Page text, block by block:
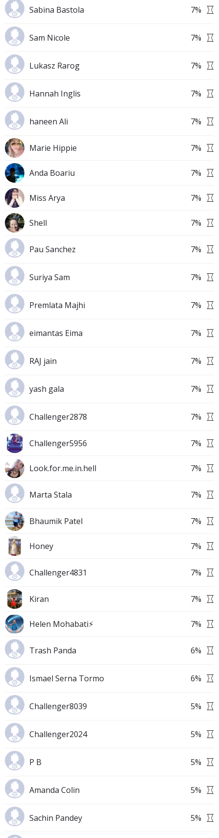
Sabina Bastola 7%
Sam Nicole 7%
Lukasz Rarog 7%
Hannah Inglis 7%
haneen Ali 7%
Marie Hippie 7%
Anda Boariu 7%
Miss Arya 7%
Shell 7%
Pau Sanchez 7%
Suriya Sam 7%
Premlata Majhi 7%
eimantas Eima 7%
RAJ jain 7%
yash gala 7%
Challenger2878 7%
Challenger5956 7%
Look.for.me.in.hell 7%
Marta Stala 7%
Bhaumik Patel 7%
Honey 7%
Challenger4831 7%
Kiran 7%
Helen Mohabati⚡ 7%
Trash Panda 6%
Ismael Serna Tormo 6%
Challenger8039 5%
Challenger2024 5%
P B 5%
Amanda Colin 5%
Sachin Pandey 5%